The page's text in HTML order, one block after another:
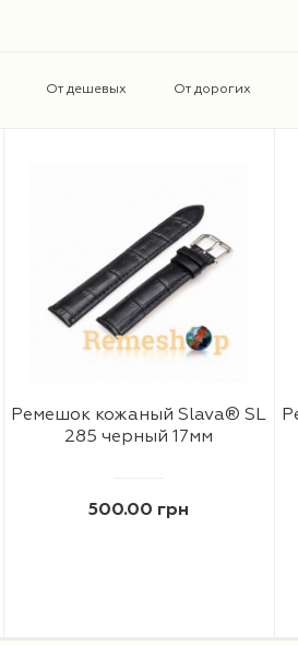
От дешевых От дорогих
Ремешок кожаный Slava® SL
285 черный 17мм
500.00 грн